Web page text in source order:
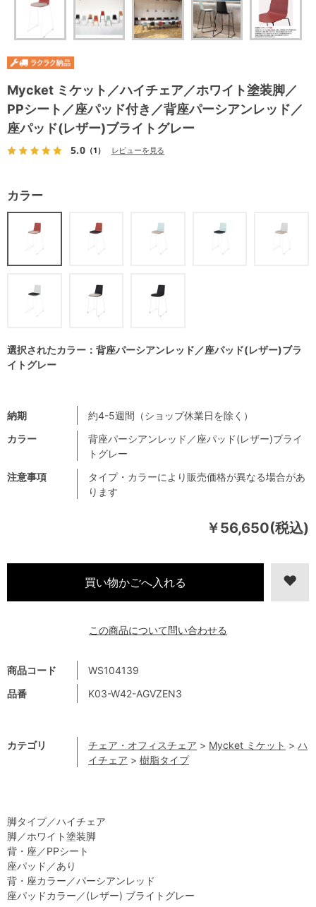
Mycket ミケット／ハイチェア／ホワイト塗装脚／
PPシート／座パッド付き／背座パーシアンレッド／
座パッド(レザー)ブライトグレー
5.0（1） レビューを見る
￥56,650(税込)
商品コード
WS104139
品番
K03-W42-AGVZEN3
カテゴリ チェア・オフィスチェア > Mycket ミケット > ハ
イチェア > 樹脂タイプ
注意事項
タイプ・カラーにより販売価格が異なる場合があ
ります
納期
約4-5週間（ショップ休業日を除く）
カラー
背座パーシアンレッド／座パッド(レザー)ブライ
トグレー
カラー
選択されたカラー：背座パーシアンレッド／座パッド(レザー)ブラ
イトグレー
この商品について問い合わせる
脚タイプ／ハイチェア
脚／ホワイト塗装脚
背・座／PPシート
座パッド／あり
背・座カラー／パーシアンレッド
座パッドカラー／(レザー) ブライトグレー